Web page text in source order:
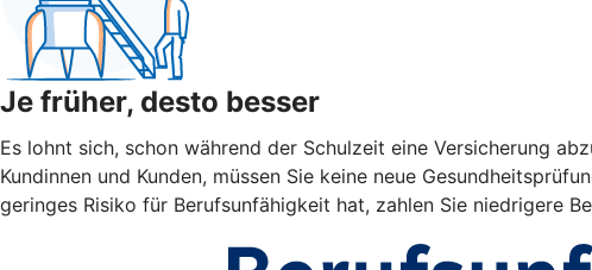
Je früher, desto besser
Es lohnt sich, schon während der Schulzeit eine Versicherung
Kundinnen und Kunden, müssen Sie keine neue
geringes Risiko für Berufsunfähigkeit hat, zahlen Sie niedrigere